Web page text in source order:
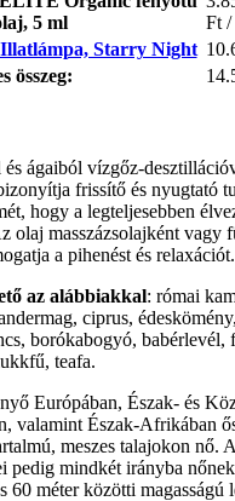
5 ml
Ft
Starry Night
összeg:
ágaiból vízgőz-
frissítő és nyugtató
hogy a legteljesebben
olaj masszázsolajként vagy
a pihenést és relaxációt.
az alábbiakkal: római
ciprus,
borókabogyó, babérlevél,
teafa.
Európában, Észak- és
valamint Észak-Afrikában
meszes talajokon nő.
pedig mindkét irányba
60 méter közötti magasságú